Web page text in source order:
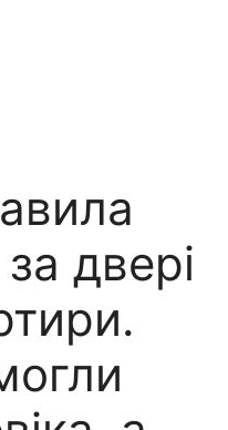
двері